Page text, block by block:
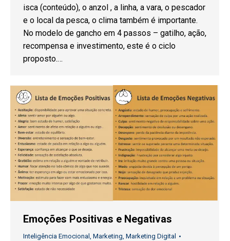
isca (conteúdo), o anzol , a linha, a vara, o pescador
e o local da pesca, o clima também é importante.
No modelo de gancho em 4 passos – gatilho, ação,
recompensa e investimento, este é o ciclo
proposto.…
Emoções Positivas e Negativas
Inteligência Emocional , Marketing, Marketing Digital